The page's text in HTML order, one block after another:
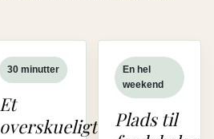
30 minutter
Et
overskueligt
En hel
weekend
Plads til